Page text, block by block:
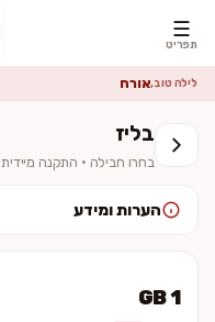
☰
תפריט
לילה טוב,אורח
בליז
בחרו חבילה · התקנה מיידית
הערות ומידע
1 GB